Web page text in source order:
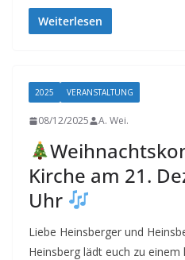
Weiterlesen
2025 VERANSTALTUNG
08/12/2025 A. Wei.
Kirche am 21.
Uhr
Liebe Heinsberger und
Heinsberg lädt euch zu einem